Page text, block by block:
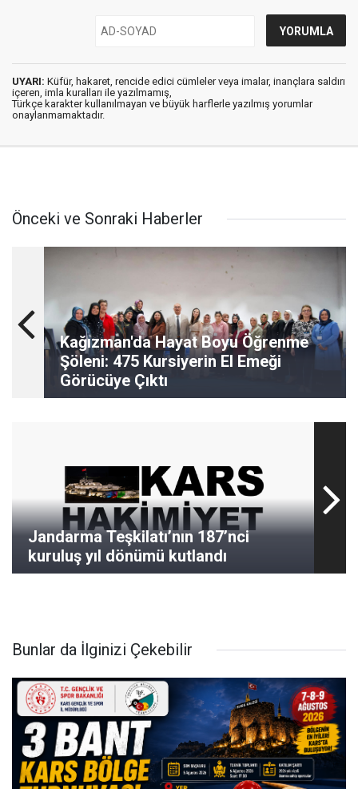
UYARI: Küfür, hakaret, rencide edici cümleler veya imalar, inançlara saldırı
içeren, imla kuralları ile yazılmamış,
Türkçe karakter kullanılmayan ve büyük harflerle yazılmış yorumlar
onaylanmamaktadır.
Önceki ve Sonraki Haberler
Kağızman'da Hayat Boyu Öğrenme
Şöleni: 475 Kursiyerin El Emeği
Görücüye Çıktı
Jandarma Teşkilatı’nın 187’nci
kuruluş yıl dönümü kutlandı
Bunlar da İlginizi Çekebilir